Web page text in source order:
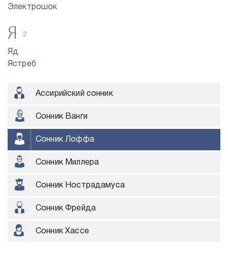
Электрошок
Я 2
Яд
Ястреб
Ассирийский сонник
Сонник Ванги
Сонник Лоффа
Сонник Миллера
Сонник Нострадамуса
Сонник Фрейда
Сонник Хассе